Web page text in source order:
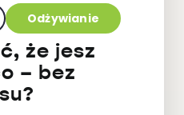
Odżywianie
że jesz
– bez